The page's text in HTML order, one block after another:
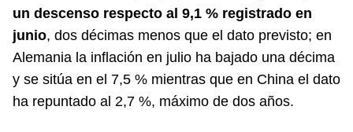
un descenso respecto al 9,1 % registrado en
junio, dos décimas menos que el dato previsto; en
Alemania la inflación en julio ha bajado una décima
y se sitúa en el 7,5 % mientras que en China el dato
ha repuntado al 2,7 %, máximo de dos años.